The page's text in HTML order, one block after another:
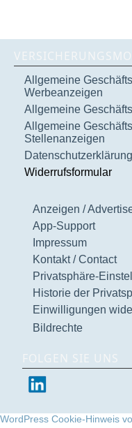
Allgemeine
Werbeanzeigen
Allgemeine
Allgemeine
Stellenanzeigen
Datenschutzerklärung
Widerrufsformular
Anzeigen /
App-Support
Impressum
Kontakt / Contact
Privatsphäre-
Historie der
Einwilligungen
Bildrechte
FOLGEN SIE UNS
WordPress Cookie-Hinweis